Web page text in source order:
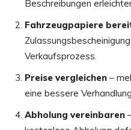
Beschreibungen
Fahrzeugpapiere
Verkaufsprozess.
Preise vergleichen –
eine bessere
Abholung vereinbaren